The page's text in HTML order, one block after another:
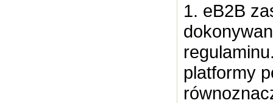
1. eB2B
platformy